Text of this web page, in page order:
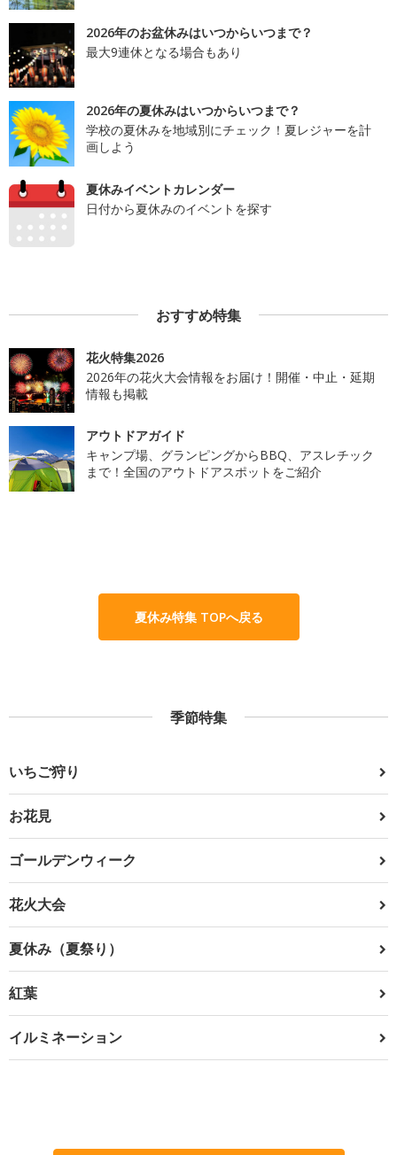
2026年のお盆休みはいつからいつまで？
最大9連休となる場合もあり
2026年の夏休みはいつからいつまで？
学校の夏休みを地域別にチェック！夏レジャーを計
画しよう
夏休みイベントカレンダー
日付から夏休みのイベントを探す
おすすめ特集
花火特集2026
2026年の花火大会情報をお届け！開催・中止・延期
情報も掲載
アウトドアガイド
キャンプ場、グランピングからBBQ、アスレチック
まで！全国のアウトドアスポットをご紹介
夏休み特集 TOPへ戻る
季節特集
いちご狩り
お花見
ゴールデンウィーク
花火大会
夏休み（夏祭り）
紅葉
イルミネーション